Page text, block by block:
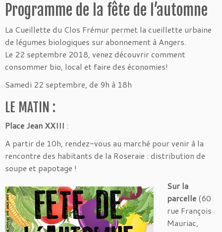
Programme de la fête de l’automne
La Cueillette du Clos Frémur permet la cueillette urbaine
de légumes biologiques sur abonnement à Angers.
Le 22 septembre 2018, venez découvrir comment
consommer bio, local et faire des économies!
Samedi 22 septembre, de 9h à 18h
LE MATIN :
Place Jean XXIII :
A partir de 10h, rendez-vous au marché pour venir à la
rencontre des habitants de la Roseraie : distribution de
soupe et papotage !
Sur la
parcelle (60
rue François
Mauriac,